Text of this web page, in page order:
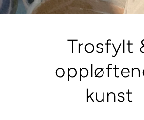
Trosfylt
kunst